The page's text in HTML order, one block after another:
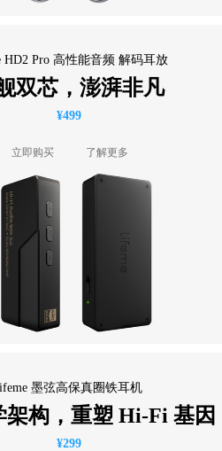
HD2 Pro 高性能音频 解码耳放
双芯，澎湃非凡
¥499
立即购买 了解更多
墨弦高保真圈铁耳机
架构，重塑 Hi-Fi 基因
¥299